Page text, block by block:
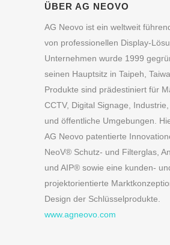
ÜBER AG NEOVO
AG Neovo ist ein weltweit
von professionellen Display-
Unternehmen wurde 1999
seinen Hauptsitz in Taipeh,
Produkte sind prädestiniert für
CCTV, Digital Signage,
und öffentliche Umgebungen.
AG Neovo patentierte
NeoV® Schutz- und Filterglas,
und AIP® sowie eine kunden-
projektorientierte
Design der Schlüsselprodukte.
www.agneovo.com